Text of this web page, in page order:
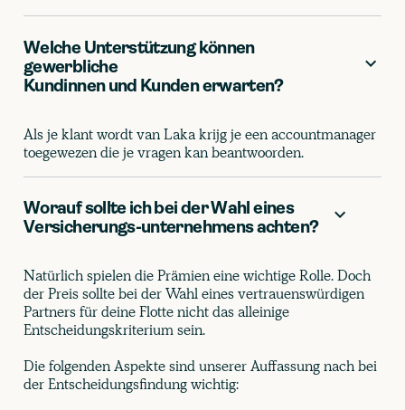
Welche Unterstützung können
gewerbliche
Kundinnen und Kunden erwarten?
Als je klant wordt van Laka krijg je een accountmanager
toegewezen die je vragen kan beantwoorden.
Worauf sollte ich bei der Wahl eines
Versicherungs-unternehmens achten?
Natürlich spielen die Prämien eine wichtige Rolle. Doch
der Preis sollte bei der Wahl eines vertrauenswürdigen
Partners für deine Flotte nicht das alleinige
Entscheidungskriterium sein.
Die folgenden Aspekte sind unserer Auffassung nach bei
der Entscheidungsfindung wichtig: